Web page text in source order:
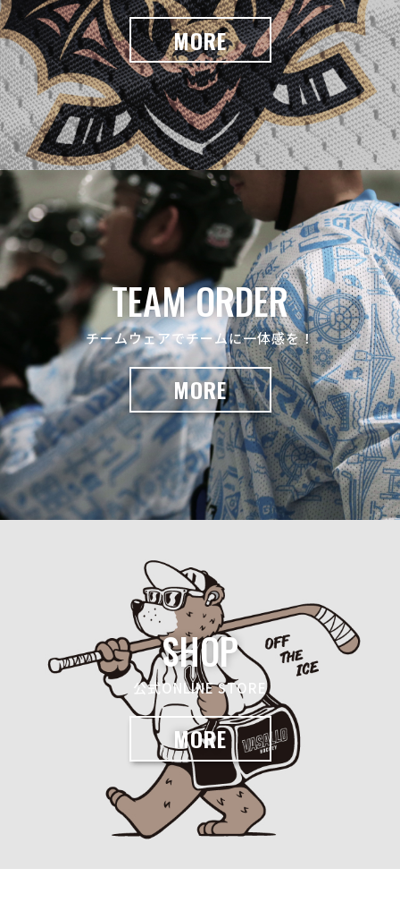
MORE
TEAM ORDER
チームウェアでチームに一体感を！
MORE
SHOP
公式ONLINE STORE
MORE